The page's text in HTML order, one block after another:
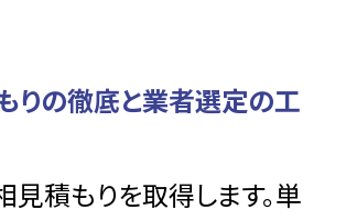
りの徹底と業者選定の工
積もりを取得します。単